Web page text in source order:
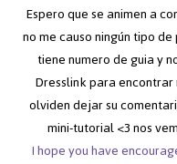
Espero que se animen a
no me causo ningún tipo
tiene numero de guia y
Dresslink para encontrar
olviden dejar su
mini-tutorial <3 nos
I hope you have